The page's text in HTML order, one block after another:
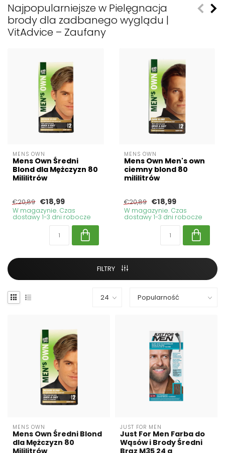
Najpopularniejsze w Pielęgnacja
brody dla zadbanego wyglądu |
VitAdvice – Zaufany
MENS OWN
Mens Own Średni
Blond dla Mężczyzn 80
Mililitrów
€20,89 €18,99
W magazynie. Czas
dostawy 1-3 dni robocze
MENS OWN
Mens Own Men's own
ciemny blond 80
mililitrów
€20,89 €18,99
W magazynie. Czas
dostawy 1-3 dni robocze
FILTRY
MENS OWN
Mens Own Średni Blond
dla Mężczyzn 80
JUST FOR MEN
Just For Men Farba do
Wąsów i Brody Średni